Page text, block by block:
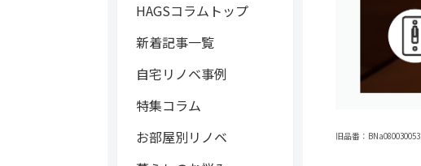
旧品番：BNa080030053
HAGSコラムトップ
新着記事一覧
自宅リノベ事例
特集コラム
お部屋別リノベ